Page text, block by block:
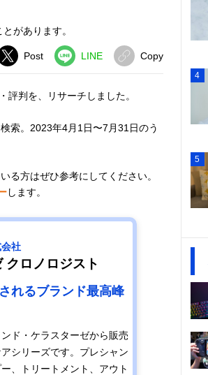
があります。
Post LINE Copy
評判を、リサーチしました。
索。2023年4月1日〜7月31日のう
る方はぜひ参考にしてください。
します。
社
クロノロジスト
れるブランド最高峰
ド・ケラスターゼから販売
シリーズです。プレシャン
、トリートメント、アウト
4
5